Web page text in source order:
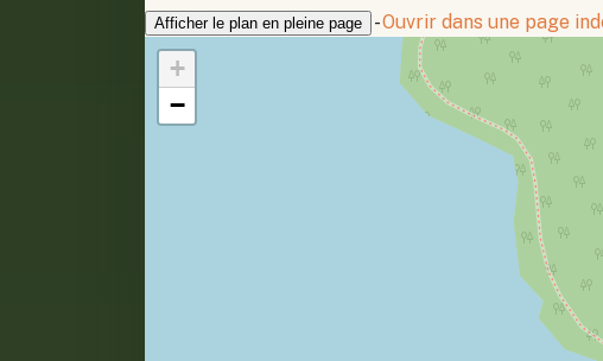
Afficher le plan en pleine page -Ouvrir dans une page